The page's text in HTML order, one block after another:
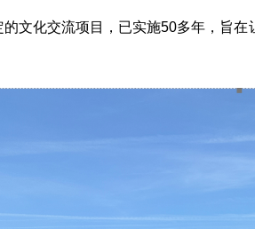
文化交流项目，已实施50多年，旨